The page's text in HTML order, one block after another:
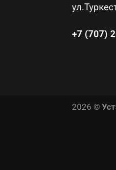
+7 (707)
2026 ©